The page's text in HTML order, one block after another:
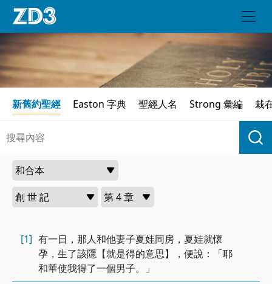
新舊約聖經 Easton 字典 聖經人名 Strong 彙編 栽
[1] 有一日，那人和他妻子夏娃同房，夏娃就懷
孕，生了該隱【就是得的意思】，便說：「耶
和華使我得了一個男子。」